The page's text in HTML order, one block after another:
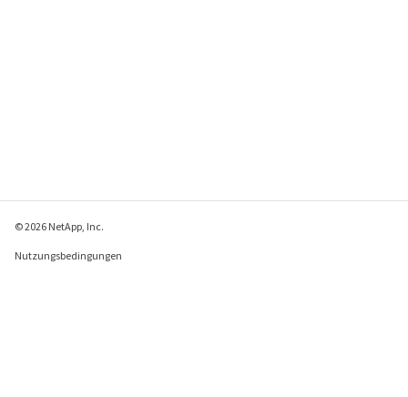
© 2026 NetApp, Inc.
Nutzungsbedingungen